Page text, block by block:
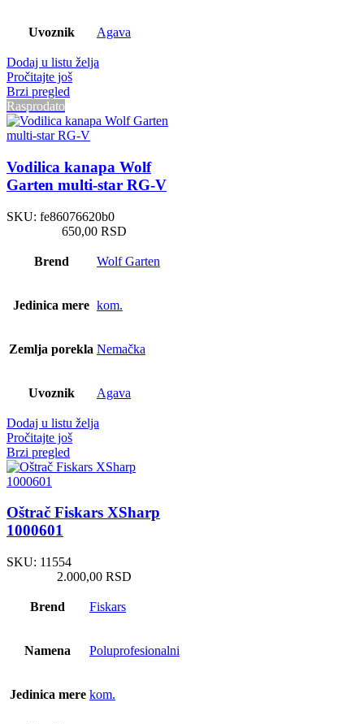
Uvoznik Agava
Dodaj u listu želja
Pročitajte još
Brzi pregled
Rasprodato
Vodilica kanapa Wolf
Garten multi-star RG-V
SKU: fe86076620b0
650,00 RSD
Brend Wolf Garten
Jedinica mere kom.
Zemlja porekla Nemačka
Uvoznik Agava
Dodaj u listu želja
Pročitajte još
Brzi pregled
Oštrač Fiskars XSharp
1000601
SKU: 11554
2.000,00 RSD
Brend Fiskars
Namena Poluprofesionalni
Jedinica mere kom.